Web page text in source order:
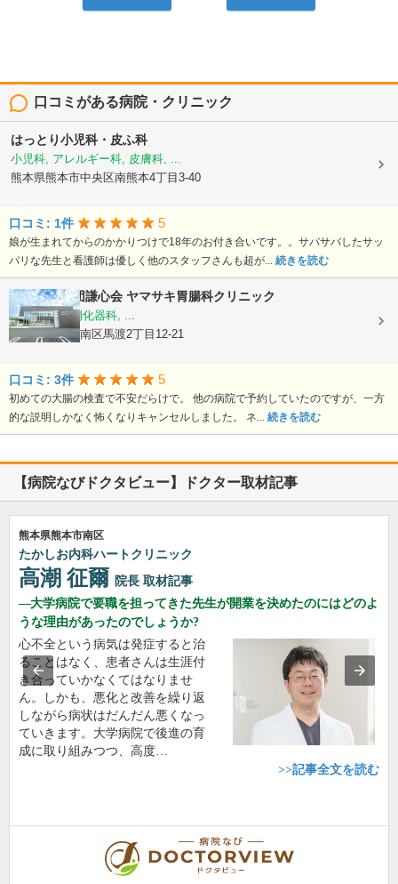
口コミがある病院・クリニック
はっとり小児科・皮ふ科
小児科, アレルギー科, 皮膚科, ...
熊本県熊本市中央区南熊本4丁目3-40
口コミ: 1件 5
娘が生まれてからのかかりつけで18年のお付き合いです。。サバサバしたサッ
パリな先生と看護師は優しく他のスタッフさんも超が... 続きを読む
医療法人社団謙心会 ヤマサキ胃腸科クリニック
内科, 外科, 消化器科, ...
熊本県熊本市南区馬渡2丁目12-21
口コミ: 3件 5
初めての大腸の検査で不安だらけで。 他の病院で予約していたのですが、一方
的な説明しかなく怖くなりキャンセルしました。 ネ... 続きを読む
【病院なびドクタビュー】ドクター取材記事
熊本県熊本市南区
たかしお内科ハートクリニック
高潮 征爾 院長 取材記事
大学病院で要職を担ってきた先生が開業を決めたのにはどのよ
うな理由があったのでしょうか?
心不全という病気は発症すると治
ることはなく、患者さんは生涯付
き合っていかなくてはなりませ
ん。しかも、悪化と改善を繰り返
しながら病状はだんだん悪くなっ
ていきます。大学病院で後進の育
成に取り組みつつ、高度…
>>記事全文を読む